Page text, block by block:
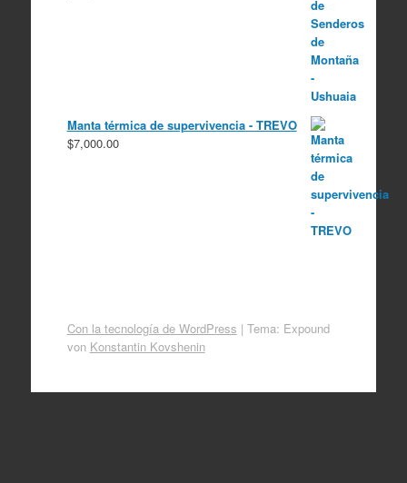
Manta térmica de supervivencia - TREVO
$7,000.00
Con la tecnología de WordPress | Tema: Expound
von Konstantin Kovshenin